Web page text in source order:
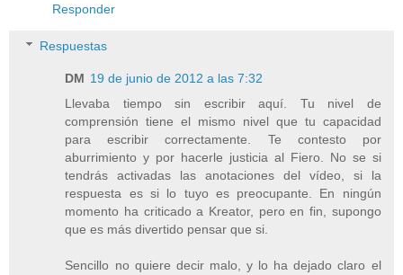
Responder
Respuestas
DM 19 de junio de 2012 a las 7:32
Llevaba tiempo sin escribir aquí. Tu nivel de
comprensión tiene el mismo nivel que tu capacidad
para escribir correctamente. Te contesto por
aburrimiento y por hacerle justicia al Fiero. No se si
tendrás activadas las anotaciones del vídeo, si la
respuesta es si lo tuyo es preocupante. En ningún
momento ha criticado a Kreator, pero en fin, supongo
que es más divertido pensar que si.
Sencillo no quiere decir malo, y lo ha dejado claro el